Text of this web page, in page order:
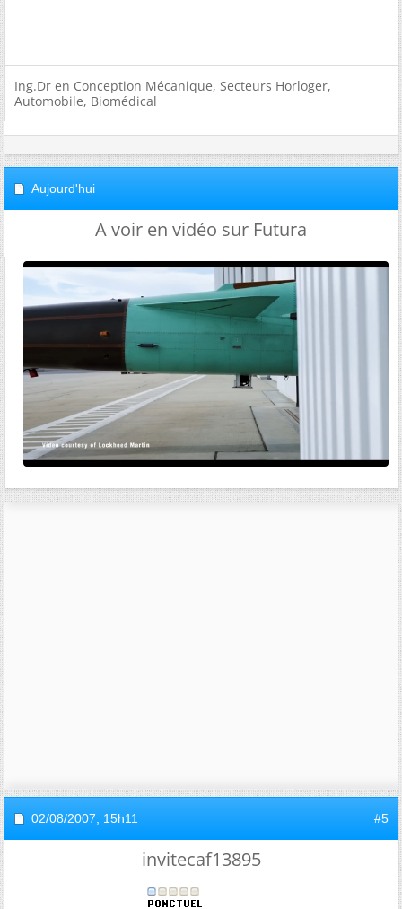
Ing.Dr en Conception Mécanique, Secteurs Horloger,
Automobile, Biomédical
Aujourd'hui
A voir en vidéo sur Futura
02/08/2007, 15h11 #5
invitecaf13895